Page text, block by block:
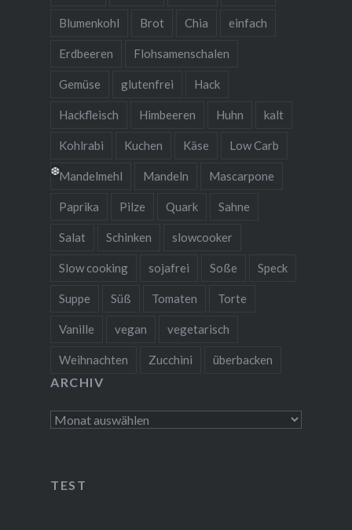
Blumenkohl Brot Chia einfach
Erdbeeren Flohsamenschalen
Gemüse glutenfrei Hack
Hackfleisch Himbeeren Huhn kalt
Kohlrabi Kuchen Käse Low Carb
Mandelmehl Mandeln Mascarpone
Paprika Pilze Quark Sahne
Salat Schinken slowcooker
Slow cooking sojafrei Soße Speck
Suppe Süß Tomaten Torte
Vanille vegan vegetarisch
Weihnachten Zucchini überbacken
ARCHIV
Archiv
TEST
❆